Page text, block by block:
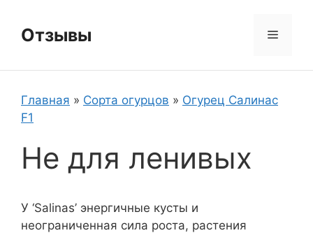
содержимому
Отзывы Меню
Главная » Сорта огурцов » Огурец Салинас
F1
Не для ленивых
У ‘Salinas’ энергичные кусты и
неограниченная сила роста, растения